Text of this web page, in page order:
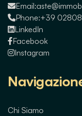
Email:
Phone:+39
LinkedIn
Facebook
Instagram
Chi Siamo